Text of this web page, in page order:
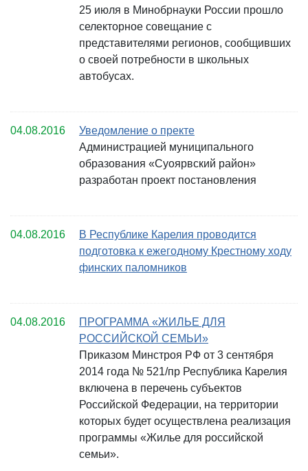
25 июля в Минобрнауки России прошло
селекторное совещание с
представителями регионов, сообщивших
о своей потребности в школьных
автобусах.
04.08.2016
Уведомление о пректе
Администрацией муниципального
образования «Суоярвский район»
разработан проект постановления
04.08.2016
В Республике Карелия проводится
подготовка к ежегодному Крестному ходу
финских паломников
04.08.2016
ПРОГРАММА «ЖИЛЬЕ ДЛЯ
РОССИЙСКОЙ СЕМЬИ»
Приказом Минстроя РФ от 3 сентября
2014 года № 521/пр Республика Карелия
включена в перечень субъектов
Российской Федерации, на территории
которых будет осуществлена реализация
программы «Жилье для российской
семьи».